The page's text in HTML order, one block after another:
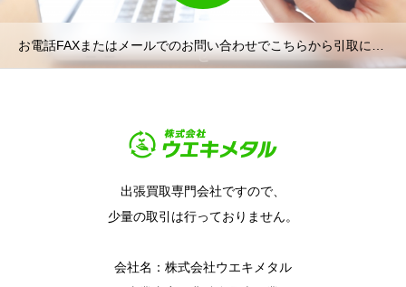
せ
出張買取専門会社ですので、
少量の取引は行っておりません。
会社名：株式会社ウエキメタル